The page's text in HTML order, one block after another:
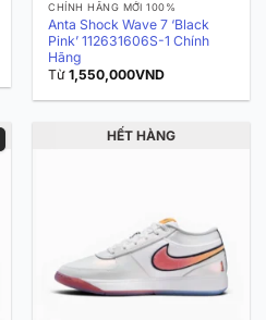
CHÍNH HÃNG MỚI 100%
Anta Shock Wave 7 ‘Black
Pink’ 112631606S-1 Chính
Hãng
Từ1,550,000VND
HẾT HÀNG